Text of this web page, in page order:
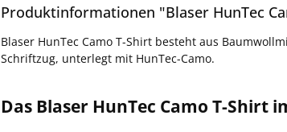
Produktinformationen "Blaser HunTec
Blaser HunTec Camo T-Shirt besteht aus
Schriftzug, unterlegt mit HunTec-Camo.
Das Blaser HunTec Camo T-Shirt